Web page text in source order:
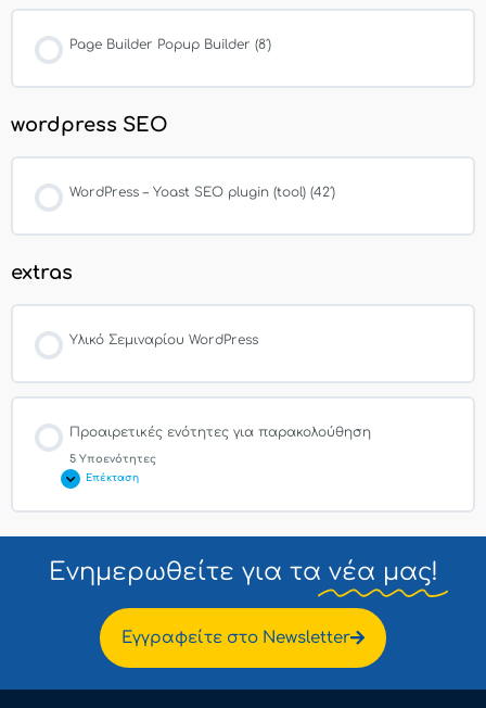
Page Builder Popup Builder (8′)
wordpress SEO
WordPress – Yoast SEO plugin (tool) (42′)
extras
Υλικό Σεμιναρίου WordPress
Προαιρετικές ενότητες για παρακολούθηση
5 Υποενότητες
Επέκταση
Ενημερωθείτε για τα νέα μας!
Εγγραφείτε στο Newsletter